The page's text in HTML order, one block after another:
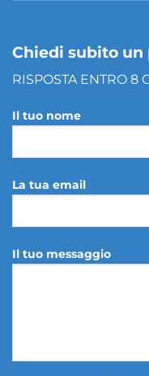
Chiedi subito un
RISPOSTA ENTRO 8
Il tuo nome
La tua email
Il tuo messaggio